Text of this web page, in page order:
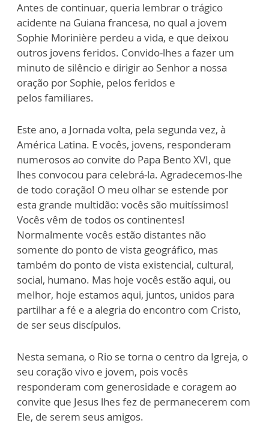
Antes de continuar, queria lembrar o trágico
acidente na Guiana francesa, no qual a jovem
Sophie Morinière perdeu a vida, e que deixou
outros jovens feridos. Convido-lhes a fazer um
minuto de silêncio e dirigir ao Senhor a nossa
oração por Sophie, pelos feridos e
pelos familiares.
Este ano, a Jornada volta, pela segunda vez, à
América Latina. E vocês, jovens, responderam
numerosos ao convite do Papa Bento XVI, que
lhes convocou para celebrá-la. Agradecemos-lhe
de todo coração! O meu olhar se estende por
esta grande multidão: vocês são muitíssimos!
Vocês vêm de todos os continentes!
Normalmente vocês estão distantes não
somente do ponto de vista geográfico, mas
também do ponto de vista existencial, cultural,
social, humano. Mas hoje vocês estão aqui, ou
melhor, hoje estamos aqui, juntos, unidos para
partilhar a fé e a alegria do encontro com Cristo,
de ser seus discípulos.
Nesta semana, o Rio se torna o centro da Igreja, o
seu coração vivo e jovem, pois vocês
responderam com generosidade e coragem ao
convite que Jesus lhes fez de permanecerem com
Ele, de serem seus amigos.